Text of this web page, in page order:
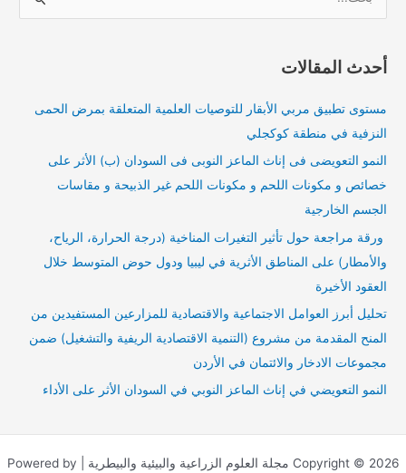
ح
أحدث المقالات
مستوى تطبيق مربي الأبقار للتوصيات العلمية المتعلقة بمرض الحمى
النزفية في منطقة كوكجلي
النمو التعويضى فى إناث الماعز النوبى فى السودان (ب) الأثر على
خصائص و مكونات اللحم و مكونات اللحم غير الذبيحة و مقاسات
الجسم الخارجية
ورقة مراجعة حول تأثير التغيرات المناخية (درجة الحرارة، الرياح،
والأمطار) على المناطق الأثرية في ليبيا ودول حوض المتوسط خلال
العقود الأخيرة
تحليل أبرز العوامل الاجتماعية والاقتصادية للمزارعين المستفيدين من
المنح المقدمة من مشروع (التنمية الاقتصادية الريفية والتشغيل) ضمن
مجموعات الادخار والائتمان في الأردن
النمو التعويضي في إناث الماعز النوبي في السودان الأثر على الأداء
Copyright © 2026 مجلة العلوم الزراعية والبيئية والبيطرية | Powered by